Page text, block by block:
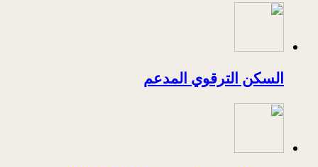
السكن الترقوي المدعم